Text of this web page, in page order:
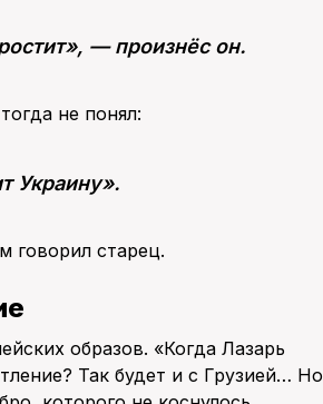
— произнёс он.
не понял:
Украину».
говорил старец.
образов. «Когда Лазарь
Так будет и с Грузией… Но